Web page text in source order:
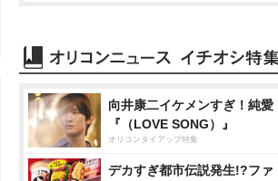
向井康二イケメンすぎ！純愛
『（LOVE SONG）』
オリコンタイアップ特集
デカすぎ都市伝説発生!?ファ